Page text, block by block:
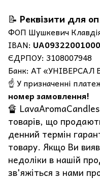
📝 Реквізити для
ФОП Шушкевич
IBAN:
ЄДРПОУ: 3108007948
Банк: АТ
☝️ У призначенні
номер замовлення!
🔏 LavaAromaCandles
товарів, що
денний термін
товару. Якщо Ви
недоліки в нашій
зв'яжіться з нами